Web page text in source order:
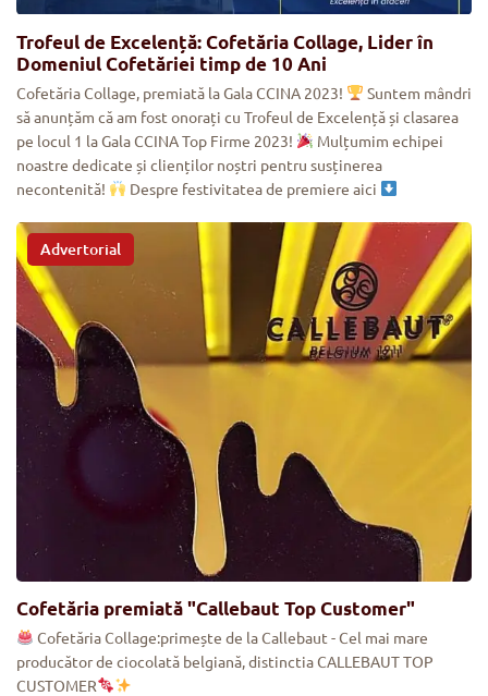
Trofeul de Excelență: Cofetăria Collage, Lider în
Domeniul Cofetăriei timp de 10 Ani
Cofetăria Collage, premiată la Gala CCINA 2023!
Suntem mândri
să anunțăm că am fost onorați cu Trofeul de Excelență și clasarea
pe locul 1 la Gala CCINA Top Firme 2023!
Mulțumim echipei
noastre dedicate și clienților noștri pentru susținerea
necontenită!
Despre festivitatea de premiere aici
Advertorial
Cofetăria premiată "Callebaut Top Customer"
Cofetăria Collage:primește de la Callebaut - Cel mai mare
producător de ciocolată belgiană, distinctia CALLEBAUT TOP
CUSTOMER